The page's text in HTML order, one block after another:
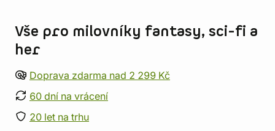
Vše pro milovníky fantasy, sci-fi a
her
Doprava zdarma nad 2 299 Kč
60 dní na vrácení
20 let na trhu